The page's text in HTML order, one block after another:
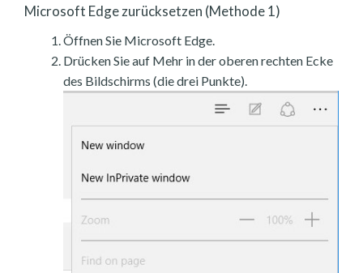
Microsoft Edge zurücksetzen (Methode 1)
Öffnen Sie Microsoft Edge.
Drücken Sie auf Mehr in der oberen rechten Ecke
des Bildschirms (die drei Punkte).